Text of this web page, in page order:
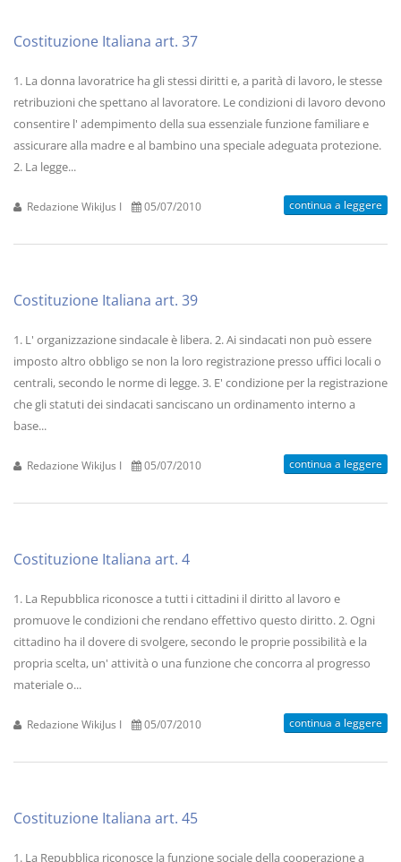
Costituzione Italiana art. 37
1. La donna lavoratrice ha gli stessi diritti e, a parità di lavoro, le stesse
retribuzioni che spettano al lavoratore. Le condizioni di lavoro devono
consentire l' adempimento della sua essenziale funzione familiare e
assicurare alla madre e al bambino una speciale adeguata protezione.
2. La legge...
Redazione WikiJus I 05/07/2010 continua a leggere
Costituzione Italiana art. 39
1. L' organizzazione sindacale è libera. 2. Ai sindacati non può essere
imposto altro obbligo se non la loro registrazione presso uffici locali o
centrali, secondo le norme di legge. 3. E' condizione per la registrazione
che gli statuti dei sindacati sanciscano un ordinamento interno a
base...
Redazione WikiJus I 05/07/2010 continua a leggere
Costituzione Italiana art. 4
1. La Repubblica riconosce a tutti i cittadini il diritto al lavoro e
promuove le condizioni che rendano effettivo questo diritto. 2. Ogni
cittadino ha il dovere di svolgere, secondo le proprie possibilità e la
propria scelta, un' attività o una funzione che concorra al progresso
materiale o...
Redazione WikiJus I 05/07/2010 continua a leggere
Costituzione Italiana art. 45
1. La Repubblica riconosce la funzione sociale della cooperazione a